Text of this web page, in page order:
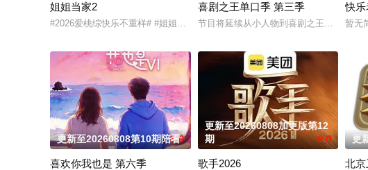
姐姐当家2
#2026爱桃综快乐不重样# #姐姐当家# 第二季惊喜回归，看姐姐们如何见招拆
喜剧之王单口季 第三季
节目将延续从小人物到喜剧之王的故事，
快乐
暂无
更新至20260808第10期陪看
3.0
喜欢你我也是 第六季
更新至20260808加更版第12
期
9.0
歌手2026
更
北